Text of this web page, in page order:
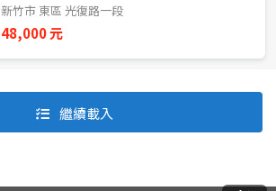
新竹市 東區 光復路一段
48,000 元
繼續載入